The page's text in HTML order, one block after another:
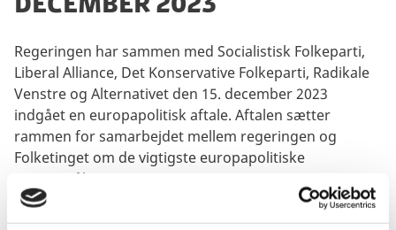
Regeringen har sammen med Socialistisk Folkeparti,
Liberal Alliance, Det Konservative Folkeparti, Radikale
Venstre og Alternativet den 15. december 2023
indgået en europapolitisk aftale. Aftalen sætter
rammen for samarbejdet mellem regeringen og
Folketinget om de vigtigste europapolitiske
spørgsmål.